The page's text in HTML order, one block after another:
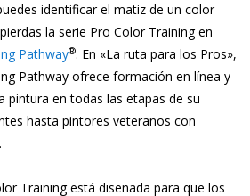
identificar el matiz de un color
la serie Pro Color Training en
Pathway®. En «La ruta para los Pros»,
Pathway ofrece formación en línea y
pintura en todas las etapas de su
hasta pintores veteranos con
Training está diseñada para que los